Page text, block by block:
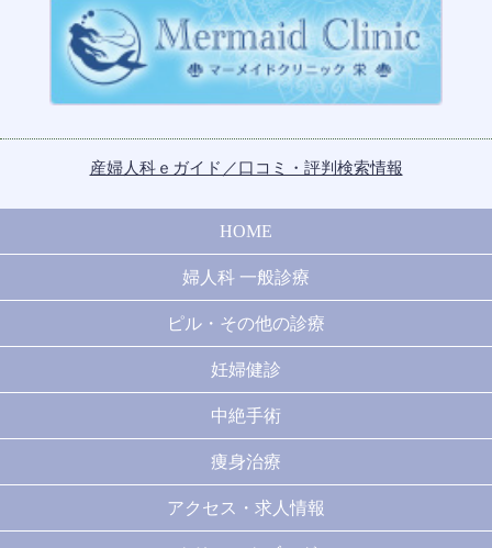
産婦人科ｅガイド／口コミ・評判検索情報
HOME
婦人科 一般診療
ピル・その他の診療
妊婦健診
中絶手術
痩身治療
アクセス・求人情報